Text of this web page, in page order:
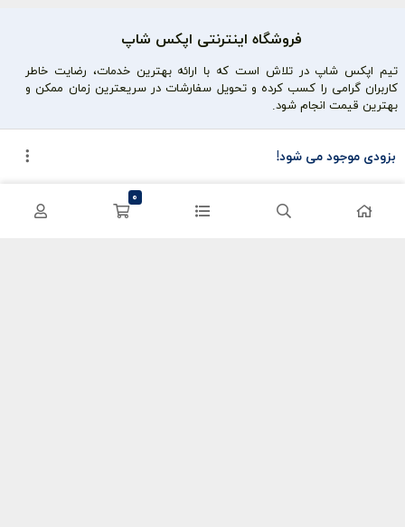
بزودی موجود می شود!
فروشگاه اینترنتی اپکس شاپ
تیم اپکس شاپ در تلاش است که با ارائه بهترین خدمات، رضایت خاطر
کاربران گرامی را کسب کرده و تحویل سفارشات در سریعترین زمان ممکن و
بهترین قیمت انجام شود.
کریستال گنشین
سفارشات
0